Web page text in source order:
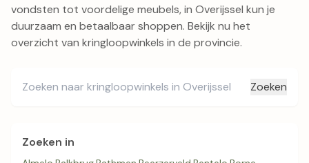
vondsten tot voordelige meubels, in Overijssel kun je
duurzaam en betaalbaar shoppen. Bekijk nu het
overzicht van kringloopwinkels in de provincie.
Zoeken
Zoeken in